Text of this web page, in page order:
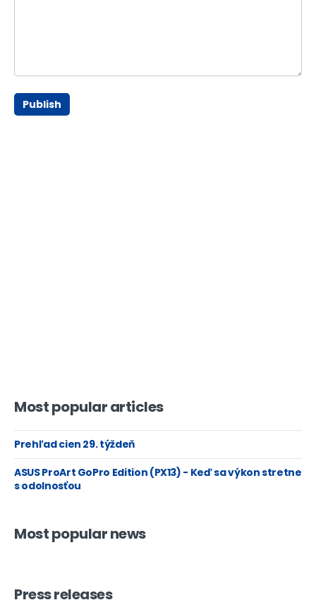
Publish
Most popular articles
Prehľad cien 29. týždeň
ASUS ProArt GoPro Edition (PX13) - Keď sa výkon stretne
s odolnosťou
Most popular news
Press releases